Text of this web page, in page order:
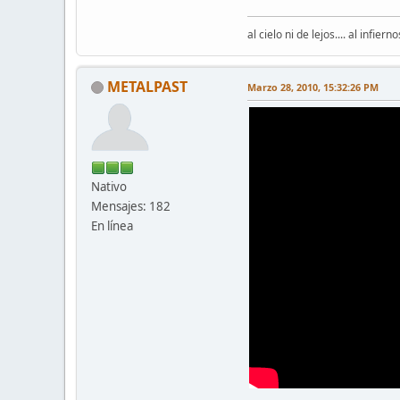
al cielo ni de lejos.... al
METALPAST
Nativo
Mensajes: 182
En línea
Marzo 28, 2010, 15:32:26 PM